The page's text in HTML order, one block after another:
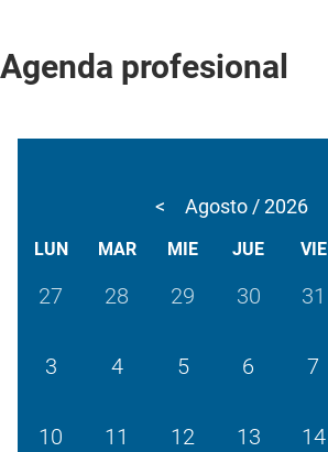
Agenda profesional
< Agosto / 2026
LUN MAR MIE JUE VIE
27 28 29 30 31
3 4 5 6 7
10 11 12 13 14